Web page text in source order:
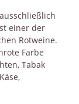
einer der
Rotweine.
Farbe
Tabak